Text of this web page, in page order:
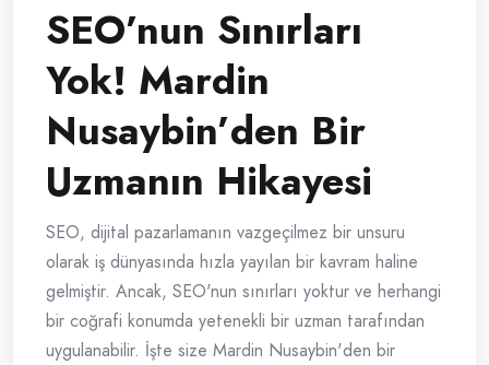
SEO’nun Sınırları
Yok! Mardin
Nusaybin’den Bir
Uzmanın Hikayesi
SEO, dijital pazarlamanın vazgeçilmez bir unsuru
olarak iş dünyasında hızla yayılan bir kavram haline
gelmiştir. Ancak, SEO'nun sınırları yoktur ve herhangi
bir coğrafi konumda yetenekli bir uzman tarafından
uygulanabilir. İşte size Mardin Nusaybin'den bir